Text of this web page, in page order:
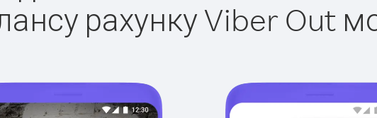
рахунку Viber Out